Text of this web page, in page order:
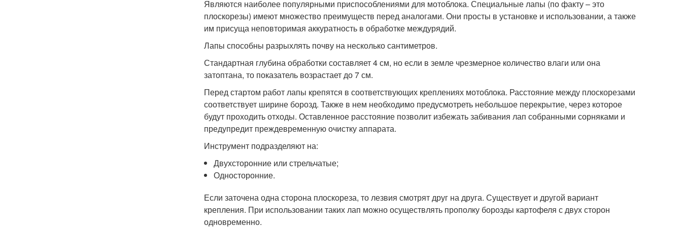
Являются наиболее популярными приспособлениями для мотоблока. Специальные лапы (по факту – это
плоскорезы) имеют множество преимуществ перед аналогами. Они просты в установке и использовании, а также
им присуща неповторимая аккуратность в обработке междурядий.
Лапы способны разрыхлять почву на несколько сантиметров.
Стандартная глубина обработки составляет 4 см, но если в земле чрезмерное количество влаги или она
затоптана, то показатель возрастает до 7 см.
Перед стартом работ лапы крепятся в соответствующих креплениях мотоблока. Расстояние между плоскорезами
соответствует ширине борозд. Также в нем необходимо предусмотреть небольшое перекрытие, через которое
будут проходить отходы. Оставленное расстояние позволит избежать забивания лап собранными сорняками и
предупредит преждевременную очистку аппарата.
Инструмент подразделяют на:
Двухсторонние или стрельчатые;
Односторонние.
Если заточена одна сторона плоскореза, то лезвия смотрят друг на друга. Существует и другой вариант
крепления. При использовании таких лап можно осуществлять прополку борозды картофеля с двух сторон
одновременно.